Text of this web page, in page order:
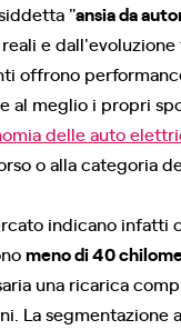
"ansia da
e
offrono
al meglio i propri
delle auto
o alla categoria
indicano infatti
meno di 40
una ricarica
La segmentazione